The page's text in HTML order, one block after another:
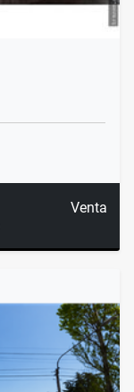
Venta